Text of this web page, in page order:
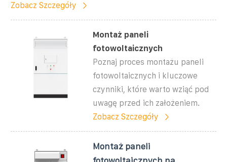
Zobacz Szczegóły
Montaż paneli
fotowoltaicznych
Poznaj proces montażu paneli
fotowoltaicznych i kluczowe
czynniki, które warto wziąć pod
uwagę przed ich założeniem.
Zobacz Szczegóły
Montaż paneli